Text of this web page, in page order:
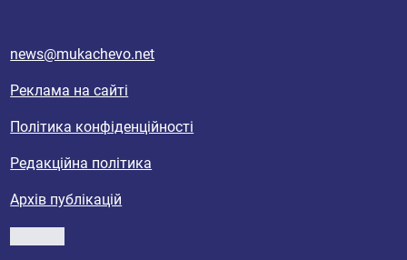
news@mukachevo.net
Реклама на сайті
Політика конфіденційності
Редакційна політика
Архів публікацій